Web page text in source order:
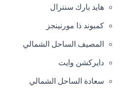
هايد بارك سنترال
كمبوند ذا مورنينجز
المصيف الساحل الشمالي
دايركشن وايت
سعادة الساحل الشمالي